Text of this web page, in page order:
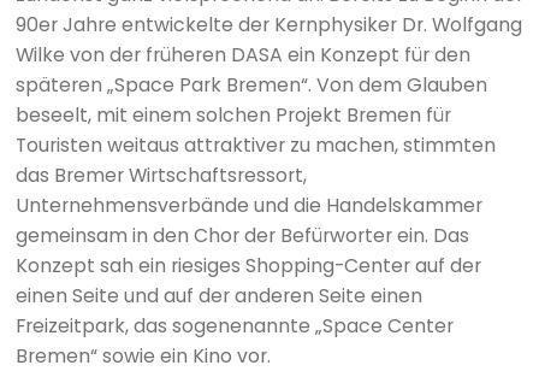
90er Jahre entwickelte der Kernphysiker Dr. Wolfgang
Wilke von der früheren DASA ein Konzept für den
späteren „Space Park Bremen“. Von dem Glauben
beseelt, mit einem solchen Projekt Bremen für
Touristen weitaus attraktiver zu machen, stimmten
das Bremer Wirtschaftsressort,
Unternehmensverbände und die Handelskammer
gemeinsam in den Chor der Befürworter ein. Das
Konzept sah ein riesiges Shopping-Center auf der
einen Seite und auf der anderen Seite einen
Freizeitpark, das sogenenannte „Space Center
Bremen“ sowie ein Kino vor.